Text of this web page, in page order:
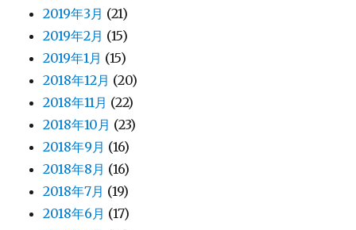
2019年3月 (21)
2019年2月 (15)
2019年1月 (15)
2018年12月 (20)
2018年11月 (22)
2018年10月 (23)
2018年9月 (16)
2018年8月 (16)
2018年7月 (19)
2018年6月 (17)